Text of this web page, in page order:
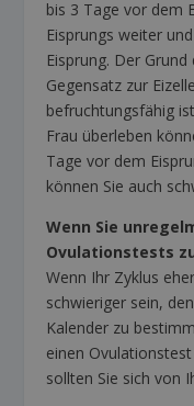
bis 3 Tage vor dem
Eisprungs weiter
Eisprung. Der
Gegensatz zur
befruchtungsfähig
Frau überleben
Tage vor dem
können Sie auch
Wenn Sie
Ovulationstests
Wenn Ihr Zyklus
schwieriger sein,
Kalender zu
einen
sollten Sie sich von